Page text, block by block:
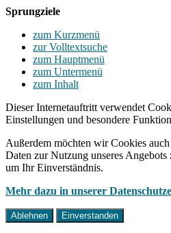
Sprungziele
zum Kurzmenü
zur Volltextsuche
zum Hauptmenü
zum Untermenü
zum Inhalt
Dieser Internetauftritt verwendet
Einstellungen und besondere
Außerdem möchten wir Cookies
Daten zur Nutzung unseres
um Ihr Einverständnis.
Mehr dazu in unserer
Ablehnen Einverstanden